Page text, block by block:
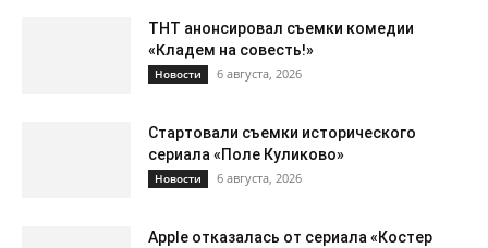
ТНТ анонсировал съемки комедии
«Кладем на совесть!»
Новости 6 августа, 2026
Стартовали съемки исторического
сериала «Поле Куликово»
Новости 6 августа, 2026
Apple отказалась от сериала «Костер